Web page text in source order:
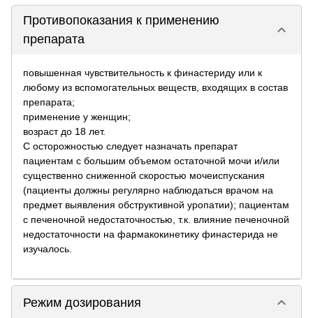
Противопоказания к применению
препарата
keyboard_arrow_down
повышенная чувствительность к финастериду или к
любому из вспомогательных веществ, входящих в состав
препарата;
применение у женщин;
возраст до 18 лет.
С осторожностью следует назначать препарат
пациентам с большим объемом остаточной мочи и/или
существенно сниженной скоростью мочеиспускания
(пациенты должны регулярно наблюдаться врачом на
предмет выявления обструктивной уропатии); пациентам
с печеночной недостаточностью, т.к. влияние печеночной
недостаточности на фармакокинетику финастерида не
изучалось.
Режим дозирования keyboard_arrow_down